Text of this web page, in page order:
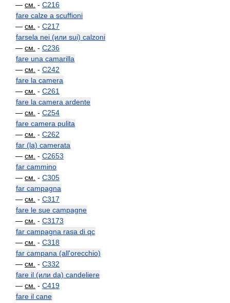
— см. - C216
fare calze a scuffioni
— см. - C217
farsela nei (или sui) calzoni
— см. - C236
fare una camarilla
— см. - C242
fare la camera
— см. - C261
fare la camera ardente
— см. - C254
fare camera pulita
— см. - C262
far (la) camerata
— см. - C2653
far cammino
— см. - C305
far campagna
— см. - C317
fare le sue campagne
— см. - C3173
far campagna rasa di qc
— см. - C318
far campana (all'orecchio)
— см. - C332
fare il (или da) candeliere
— см. - C419
fare il cane